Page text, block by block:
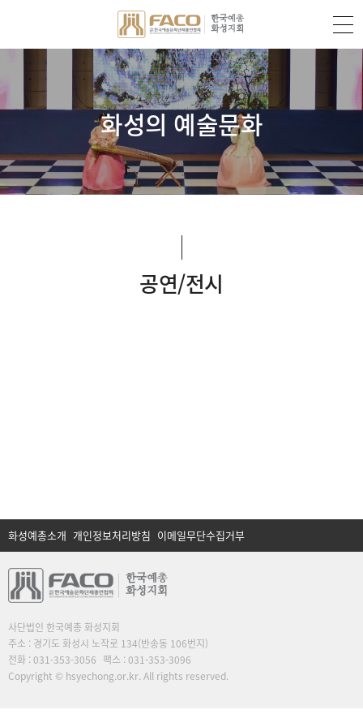
화성의 예술문화
공연/전시
화성예총소개 개인정보처리방침 이메일무단수집거부
사단법인 한국예총 화성지회
주소 : 경기도 화성시 노작로 134(반송동 106번지)
전화 : 031-353-3056 팩스 : 031-353-3096
Copyright © hsyechong.or.kr. All rights reserved.